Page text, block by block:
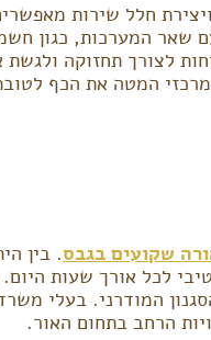
חלל שירות
שאר המערכות, כגון
לצורך תחזוקה
המטה את הכף
שקועים בגבס. בין
לכל אורך שעות
המודרני. בעלי
הרחב בתחום האור.